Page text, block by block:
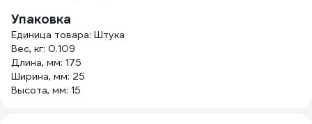
Упаковка
Единица товара: Штука
Вес, кг: 0.109
Длина, мм: 175
Ширина, мм: 25
Высота, мм: 15